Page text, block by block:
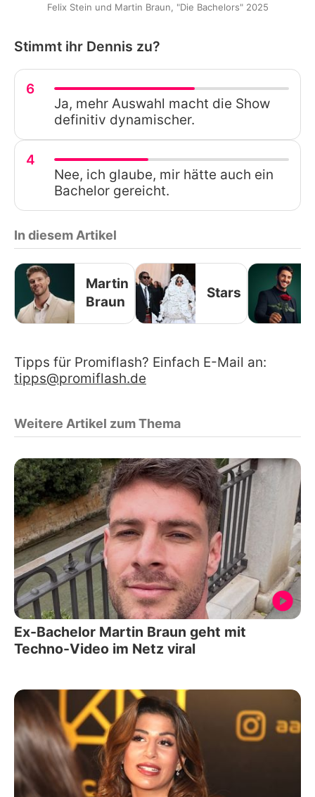
Felix Stein und Martin Braun, "Die Bachelors" 2025
Stimmt ihr Dennis zu?
6
Ja, mehr Auswahl macht die Show
definitiv dynamischer.
4
Nee, ich glaube, mir hätte auch ein
Bachelor gereicht.
In diesem Artikel
Martin
Braun
Stars
Tipps für Promiflash? Einfach E-Mail an:
tipps@promiflash.de
Weitere Artikel zum Thema
Ex-Bachelor Martin Braun geht mit
Techno-Video im Netz viral